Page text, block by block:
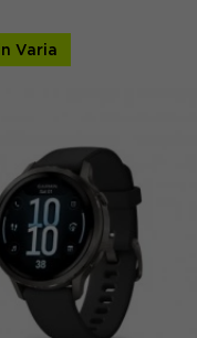
Varia